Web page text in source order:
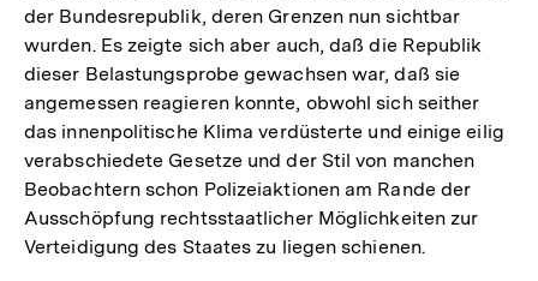
der Bundesrepublik, deren Grenzen nun sichtbar
wurden. Es zeigte sich aber auch, daß die Republik
dieser Belastungsprobe gewachsen war, daß sie
angemessen reagieren konnte, obwohl sich seither
das innenpolitische Klima verdüsterte und einige eilig
verabschiedete Gesetze und der Stil von manchen
Beobachtern schon Polizeiaktionen am Rande der
Ausschöpfung rechtsstaatlicher Möglichkeiten zur
Verteidigung des Staates zu liegen schienen.